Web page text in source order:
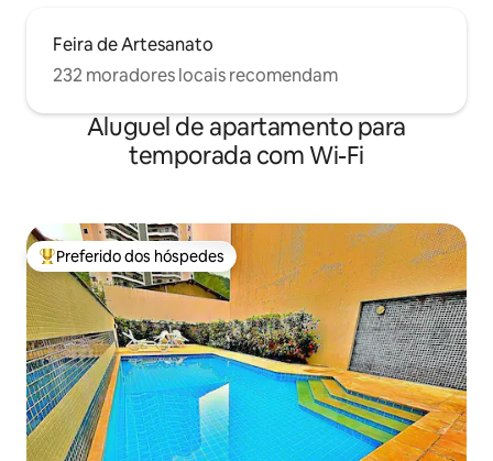
Feira de Artesanato
232 moradores locais recomendam
Aluguel de apartamento para
temporada com Wi-Fi
Entre os melhores preferidos dos hóspedes
Preferido dos hóspedes